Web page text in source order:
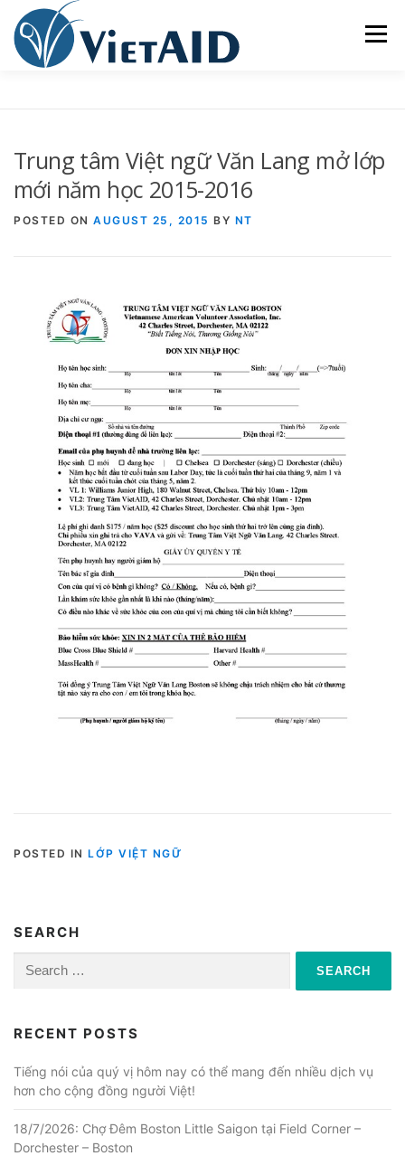
content
Menu
TRUNG TÂM CỘNG ĐỒNG SINH HOẠT
Trung tâm Việt ngữ Văn Lang mở lớp
mới năm học 2015-2016
POSTED ON AUGUST 25, 2015 BY NT
POSTED IN LỚP VIỆT NGỮ
SEARCH
for:
RECENT POSTS
Tiếng nói của quý vị hôm nay có thể mang đến nhiều dịch vụ
hơn cho cộng đồng người Việt!
18/7/2026: Chợ Đêm Boston Little Saigon tại Field Corner –
Dorchester – Boston